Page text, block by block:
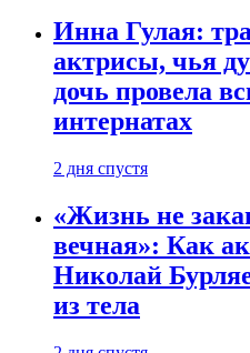
Инна Гулая:
актрисы, чья
дочь провела
интернатах
2 дня спустя
«Жизнь не
вечная»: Как
Николай
из тела